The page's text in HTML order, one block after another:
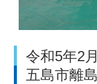
令和5年2
五島市離